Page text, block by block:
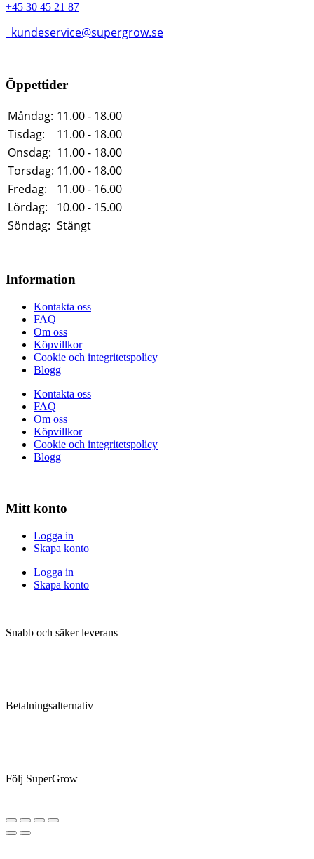
+45 30 45 21 87
kundeservice@supergrow.se
Öppettider
Måndag: 11.00 - 18.00
Tisdag:
11.00 - 18.00
Onsdag: 11.00 - 18.00
Torsdag: 11.00 - 18.00
Fredag:
11.00 - 16.00
Lördag:
10.00 - 15.00
Söndag: Stängt
Information
Kontakta oss
FAQ
Om oss
Köpvillkor
Cookie och integritetspolicy
Blogg
Kontakta oss
FAQ
Om oss
Köpvillkor
Cookie och integritetspolicy
Blogg
Mitt konto
Logga in
Skapa konto
Logga in
Skapa konto
Snabb och säker leverans
Betalningsalternativ
Följ SuperGrow